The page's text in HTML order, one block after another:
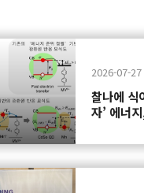
2026-07-27
찰나에 식
자’ 에너